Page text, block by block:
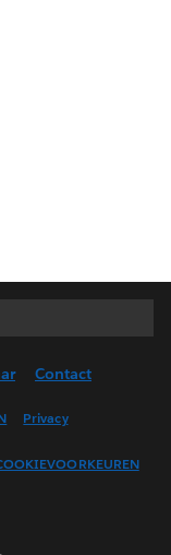
Contact
Privacy